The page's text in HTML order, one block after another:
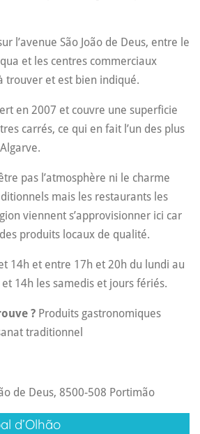
l’avenue São João de Deus, entre le
et les centres commerciaux
trouver et est bien indiqué.
en 2007 et couvre une superficie
carrés, ce qui en fait l’un des plus
pas l’atmosphère ni le charme
mais les restaurants les
viennent s’approvisionner ici car
produits locaux de qualité.
14h et entre 17h et 20h du lundi au
14h les samedis et jours fériés.
? Produits gastronomiques
traditionnel
de Deus, 8500-508 Portimão
d’Olhão